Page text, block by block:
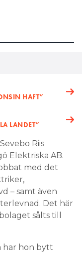
HAFT”
LANDET”
Riis
Elektriska AB.
med det
– samt även
Det här
sålts till
har hon bytt